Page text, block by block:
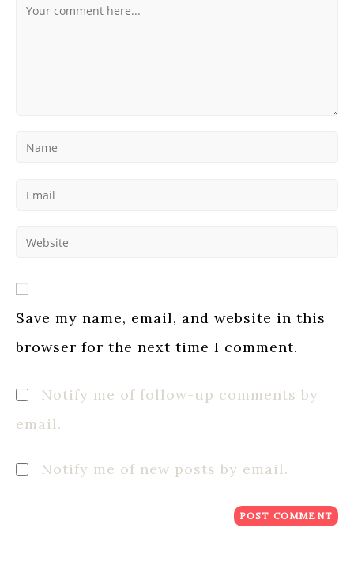
Comment
your
comment
your
address
your
URL
(optional)
Save my name, email, and website in this
browser for the next time I comment.
Notify me of follow-up comments by
email.
Notify me of new posts by email.